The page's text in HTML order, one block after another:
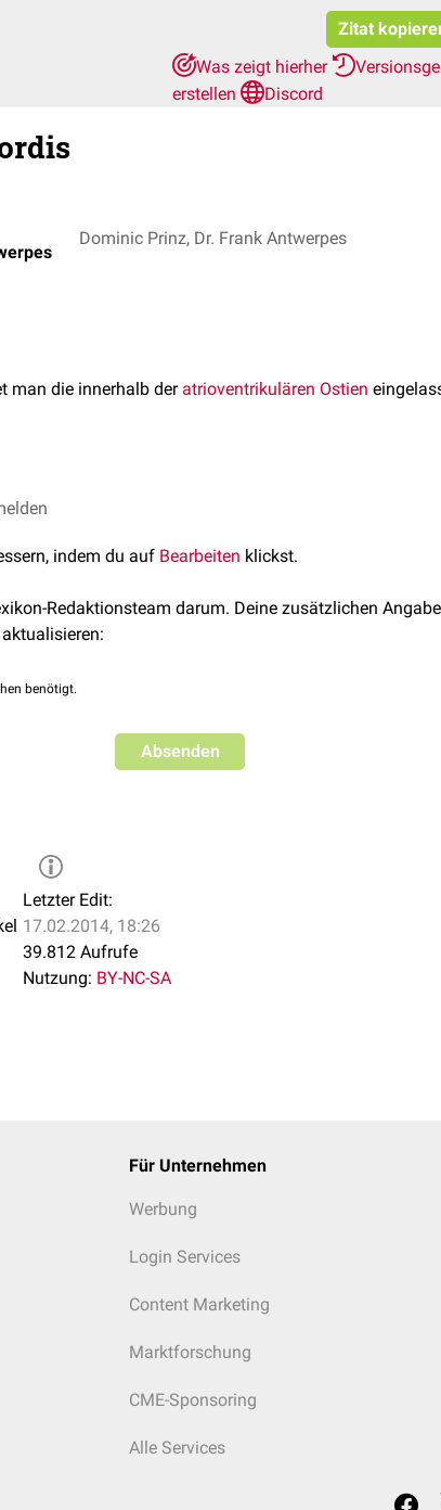
Zitat
Was zeigt hierher
erstellen
Discord
Dominic Prinz, Dr. Frank Antwerpes
man die innerhalb der atrioventrikulären Ostien
der Klappensegel (Cuspides) der
gehören:
indem du auf Bearbeiten klickst.
Redaktionsteam darum. Deine zusätzlichen
benötigt.
Absenden
Letzter Edit:
17.02.2014, 18:26
39.812 Aufrufe
Nutzung: BY-NC-SA
Für Unternehmen
Werbung
Login Services
Content Marketing
Marktforschung
CME-Sponsoring
Alle Services